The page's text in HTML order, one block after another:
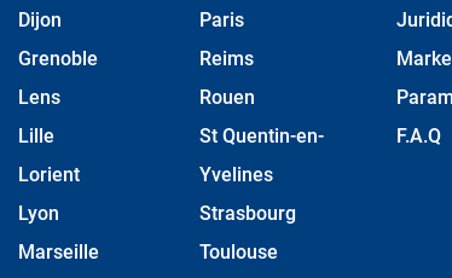
Dijon
Grenoble
Lens
Lille
Lorient
Lyon
Marseille
Paris
Reims
Rouen
St Quentin-en-
Yvelines
Strasbourg
Toulouse
F.A.Q